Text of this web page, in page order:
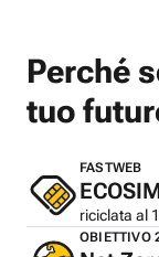
Perché
tuo
FASTWEB
riciclata al
OBIETTIVO